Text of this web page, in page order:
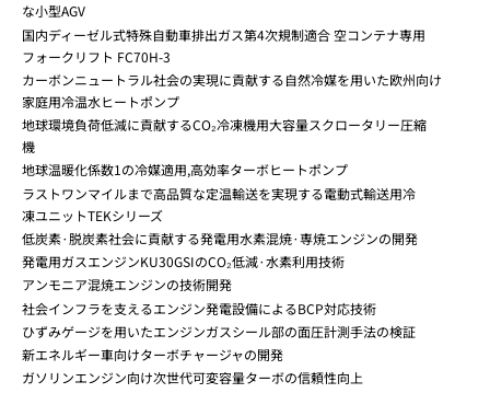
な小型AGV
国内ディーゼル式特殊自動車排出ガス第4次規制適合 空コンテナ専用
フォークリフト FC70H-3
カーボンニュートラル社会の実現に貢献する自然冷媒を用いた欧州向け
家庭用冷温水ヒートポンプ
地球環境負荷低減に貢献するCO₂冷凍機用大容量スクロータリー圧縮
機
地球温暖化係数1の冷媒適用,高効率ターボヒートポンプ
ラストワンマイルまで高品質な定温輸送を実現する電動式輸送用冷
凍ユニットTEKシリーズ
低炭素·脱炭素社会に貢献する発電用水素混焼·専焼エンジンの開発
発電用ガスエンジンKU30GSIのCO₂低減·水素利用技術
アンモニア混焼エンジンの技術開発
社会インフラを支えるエンジン発電設備によるBCP対応技術
ひずみゲージを用いたエンジンガスシール部の面圧計測手法の検証
新エネルギー車向けターボチャージャの開発
ガソリンエンジン向け次世代可変容量ターボの信頼性向上